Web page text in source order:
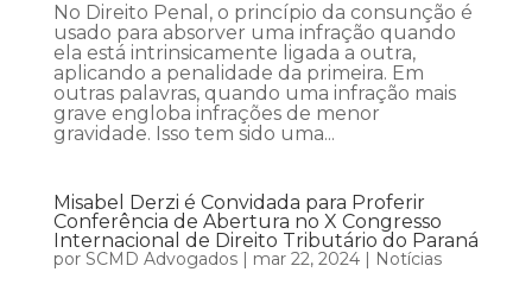
No Direito Penal, o princípio da consunção é
usado para absorver uma infração quando
ela está intrinsicamente ligada a outra,
aplicando a penalidade da primeira. Em
outras palavras, quando uma infração mais
grave engloba infrações de menor
gravidade. Isso tem sido uma...
Misabel Derzi é Convidada para Proferir
Conferência de Abertura no X Congresso
Internacional de Direito Tributário do Paraná
por SCMD Advogados| mar 22, 2024| Notícias